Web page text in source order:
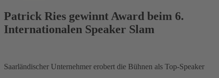
Patrick Ries gewinnt Award beim 6.
Internationalen Speaker Slam
Saarländischer Unternehmer erobert die Bühnen als Top-Speaker